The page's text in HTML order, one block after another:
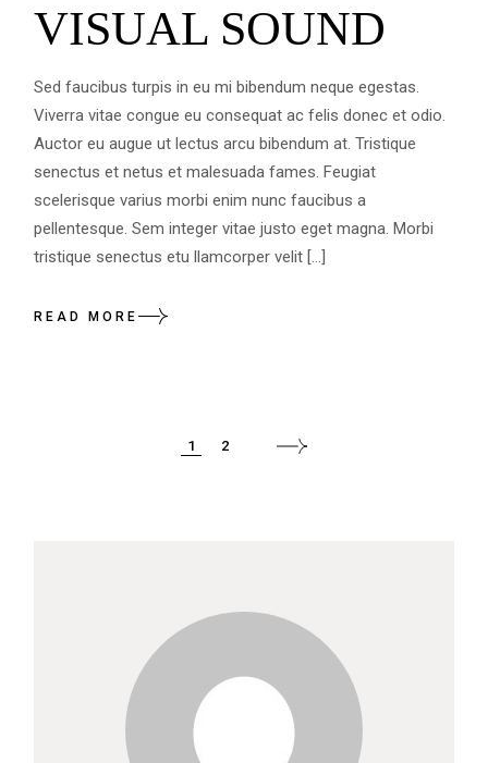
VISUAL SOUND
Sed faucibus turpis in eu mi bibendum neque egestas.
Viverra vitae congue eu consequat ac felis donec et odio.
Auctor eu augue ut lectus arcu bibendum at. Tristique
senectus et netus et malesuada fames. Feugiat
scelerisque varius morbi enim nunc faucibus a
pellentesque. Sem integer vitae justo eget magna. Morbi
tristique senectus etu llamcorper velit […]
READ MORE
1 2